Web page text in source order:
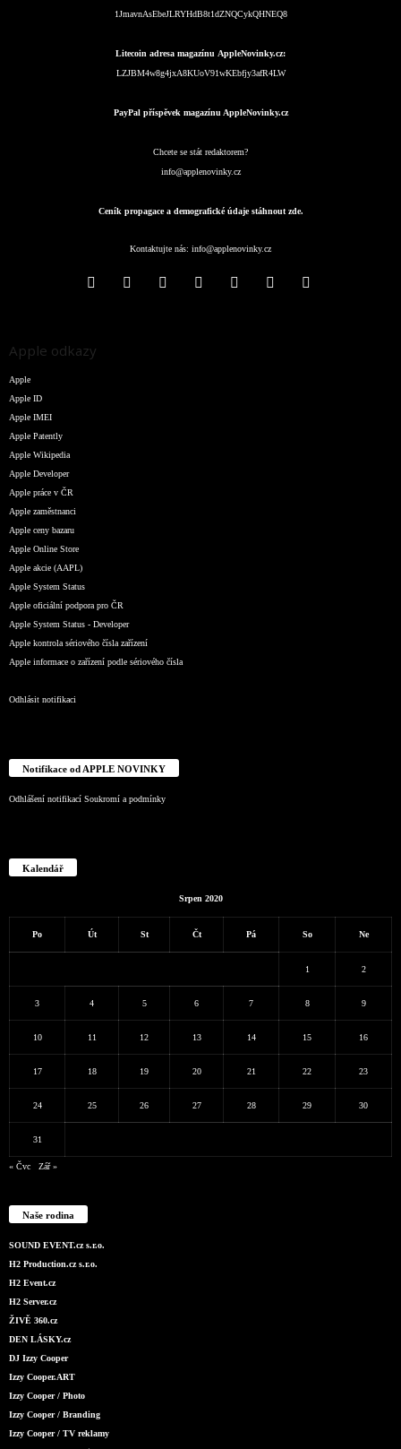
1JmavnAsEbeJLRYHdB8t1dZNQCykQHNEQ8
Litecoin adresa magazínu AppleNovinky.cz:
LZJBM4w8g4jxA8KUoV91wKEbfjy3afR4LW
PayPal příspěvek magazínu AppleNovinky.cz
Chcete se stát redaktorem?
info@applenovinky.cz
Ceník propagace a demografické údaje stáhnout zde.
Kontaktujte nás: info@applenovinky.cz
Apple odkazy
Apple
Apple ID
Apple IMEI
Apple Patently
Apple Wikipedia
Apple Developer
Apple práce v ČR
Apple zaměstnanci
Apple ceny bazaru
Apple Online Store
Apple akcie (AAPL)
Apple System Status
Apple oficiální podpora pro ČR
Apple System Status - Developer
Apple kontrola sériového čísla zařízení
Apple informace o zařízení podle sériového čísla
Odhlásit notifikaci
Notifikace od APPLE NOVINKY
Odhlášení notifikací Soukromí a podmínky
Kalendář
Srpen 2020
Po Út St Čt Pá So Ne
1 2
3 4 5 6 7 8 9
10 11 12 13 14 15 16
17 18 19 20 21 22 23
24 25 26 27 28 29 30
31
« Čvc Zář »
Naše rodina
SOUND EVENT.cz s.r.o.
H2 Production.cz s.r.o.
H2 Event.cz
H2 Server.cz
ŽIVĚ 360.cz
DEN LÁSKY.cz
DJ Izzy Cooper
Izzy Cooper.ART
Izzy Cooper / Photo
Izzy Cooper / Branding
Izzy Cooper / TV reklamy